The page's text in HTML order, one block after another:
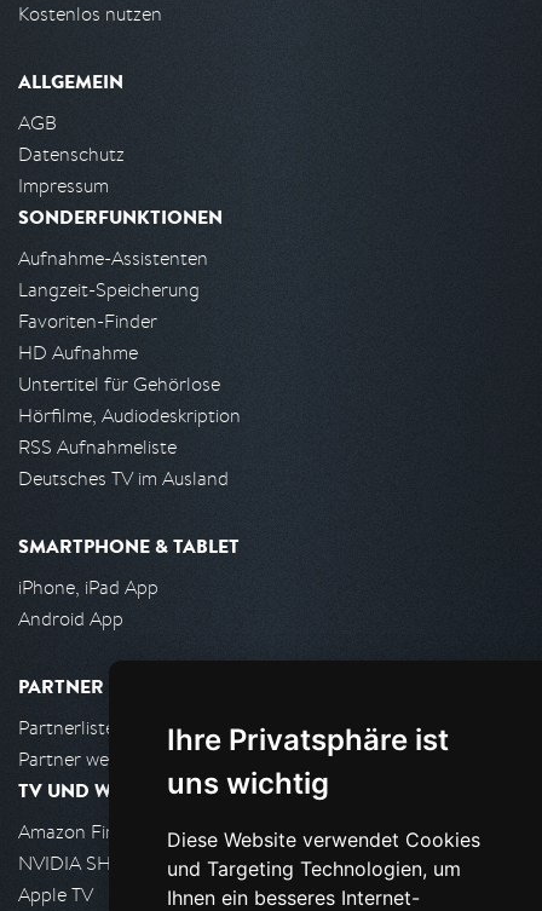
Ihre Privatsphäre ist
uns wichtig
Diese Website verwendet Cookies
und Targeting Technologien, um
Ihnen ein besseres Internet-
Kostenlos nutzen
ALLGEMEIN
AGB
Datenschutz
Impressum
SONDERFUNKTIONEN
Aufnahme-Assistenten
Langzeit-Speicherung
Favoriten-Finder
HD Aufnahme
Untertitel für Gehörlose
Hörfilme, Audiodeskription
RSS Aufnahmeliste
Deutsches TV im Ausland
SMARTPHONE & TABLET
iPhone, iPad App
Android App
PARTNER
Partnerliste
Partner werden
TV UND WOHNZIMMER
Amazon FireTV
NVIDIA SHIELD, Google TV
Apple TV